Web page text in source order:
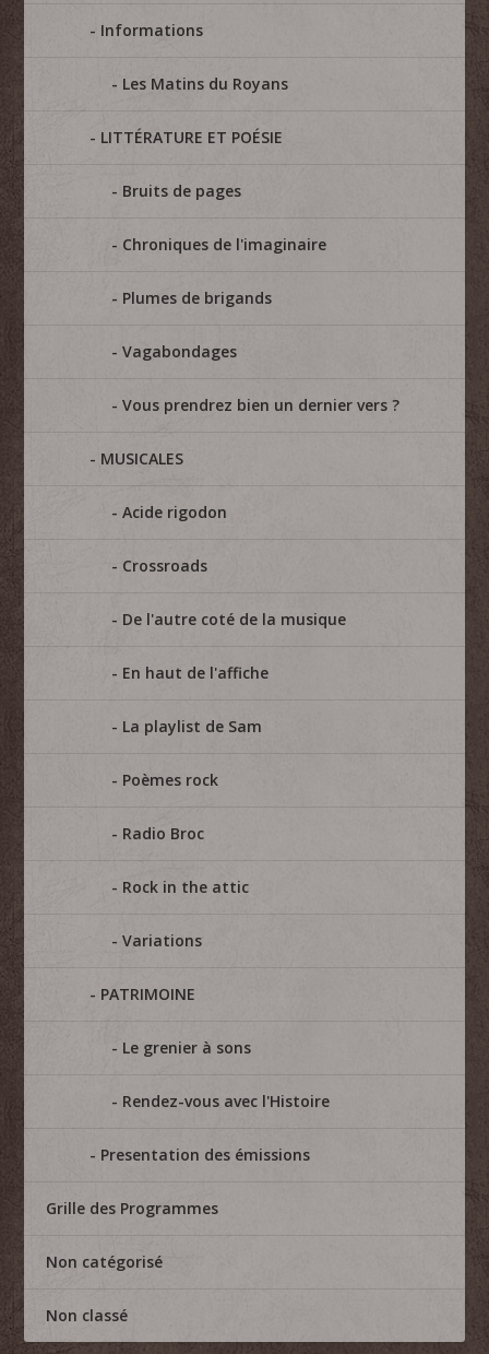
Informations
Les Matins du Royans
LITTÉRATURE ET POÉSIE
Bruits de pages
Chroniques de l'imaginaire
Plumes de brigands
Vagabondages
Vous prendrez bien un dernier vers ?
MUSICALES
Acide rigodon
Crossroads
De l'autre coté de la musique
En haut de l'affiche
La playlist de Sam
Poèmes rock
Radio Broc
Rock in the attic
Variations
PATRIMOINE
Le grenier à sons
Rendez-vous avec l'Histoire
Presentation des émissions
Grille des Programmes
Non catégorisé
Non classé